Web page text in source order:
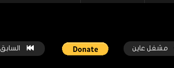
مشغل عاين السابق